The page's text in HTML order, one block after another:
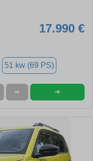
17.990 €
51 kw (69 PS)
➦ ➜